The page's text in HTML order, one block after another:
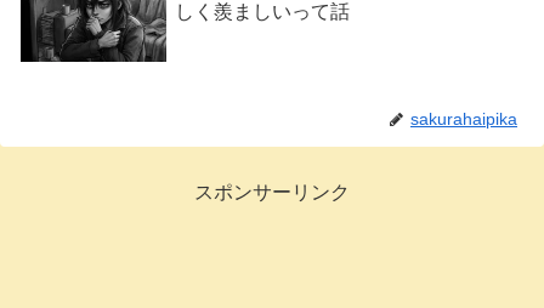
しく羨ましいって話
sakurahaipika
スポンサーリンク